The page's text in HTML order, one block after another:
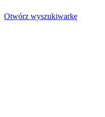
Otwórz wyszukiwarkę